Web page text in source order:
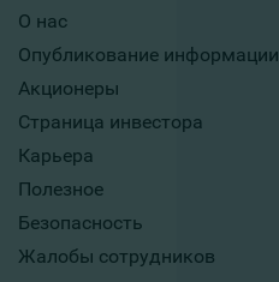
О нас
Опубликование информации
Акционеры
Страница инвестора
Карьера
Полезное
Безопасность
Жалобы сотрудников